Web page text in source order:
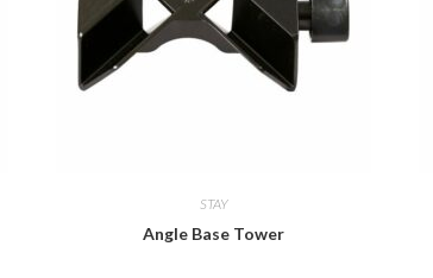
STAY
Angle Base Tower